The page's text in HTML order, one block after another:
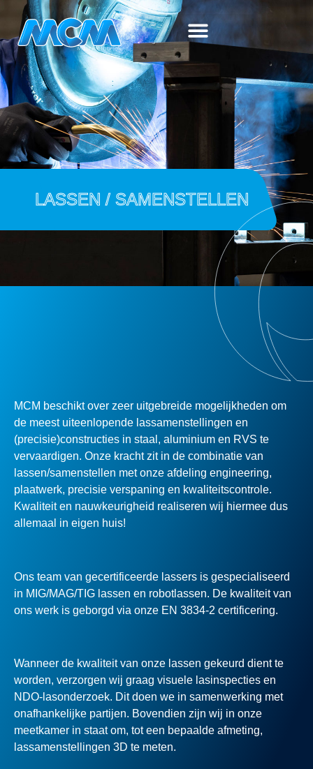
LASSEN / SAMENSTELLEN
MCM beschikt over zeer uitgebreide mogelijkheden om
de meest uiteenlopende lassamenstellingen en
(precisie)constructies in staal, aluminium en RVS te
vervaardigen. Onze kracht zit in de combinatie van
lassen/samenstellen met onze afdeling engineering,
plaatwerk, precisie verspaning en kwaliteitscontrole.
Kwaliteit en nauwkeurigheid realiseren wij hiermee dus
allemaal in eigen huis!
Ons team van gecertificeerde lassers is gespecialiseerd
in MIG/MAG/TIG lassen en robotlassen. De kwaliteit van
ons werk is geborgd via onze EN 3834-2 certificering.
Wanneer de kwaliteit van onze lassen gekeurd dient te
worden, verzorgen wij graag visuele lasinspecties en
NDO-lasonderzoek. Dit doen we in samenwerking met
onafhankelijke partijen. Bovendien zijn wij in onze
meetkamer in staat om, tot een bepaalde afmeting,
lassamenstellingen 3D te meten.